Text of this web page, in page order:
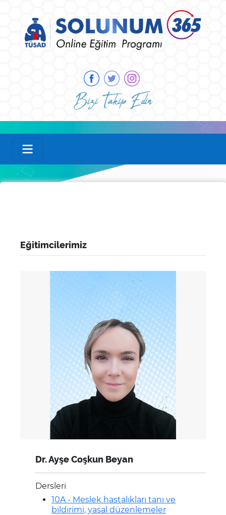
Bizi Takip Edin
Eğitimcilerimiz
Dr. Ayşe Coşkun Beyan
Dersleri
10A - Meslek hastalıkları tanı ve
bildirimi, yasal düzenlemeler